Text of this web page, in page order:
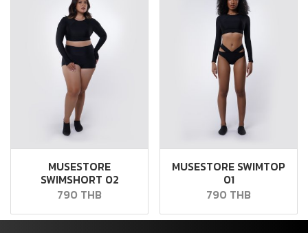
MUSESTORE
SWIMSHORT 02
790 THB
MUSESTORE SWIMTOP
01
790 THB